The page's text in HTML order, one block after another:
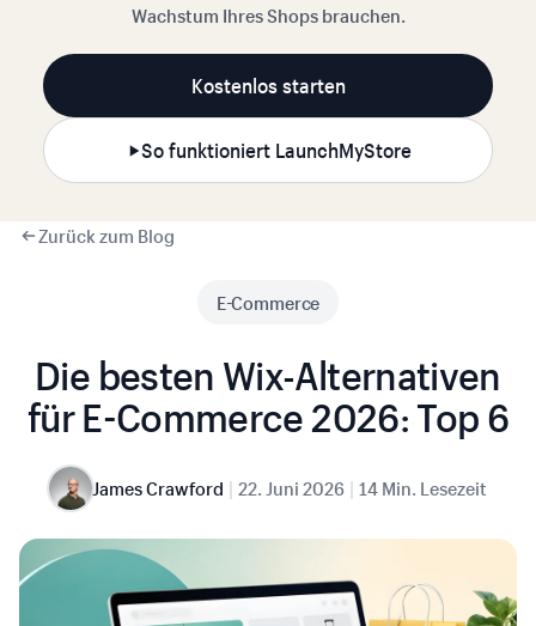
Wachstum Ihres Shops brauchen.
Kostenlos starten
So funktioniert LaunchMyStore
Zurück zum Blog
E-Commerce
Die besten Wix-Alternativen
für E-Commerce 2026: Top 6
James Crawford | 22. Juni 2026 | 14 Min. Lesezeit